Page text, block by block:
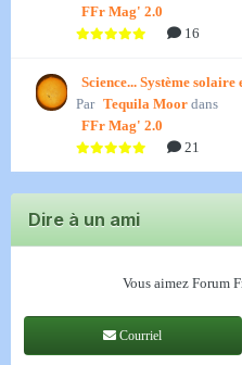
FFr Mag' 2.0
16
Science... Système
Par Tequila Moor dans
FFr Mag' 2.0
21
Dire à un ami
Vous aimez Forum
Courriel